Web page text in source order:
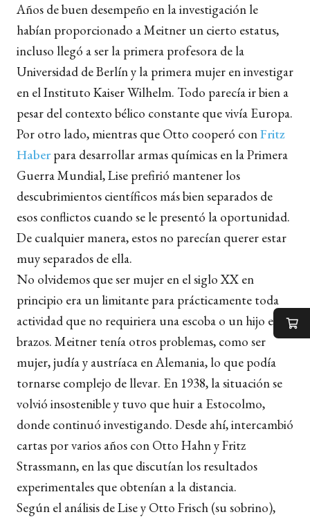
Años de buen desempeño en la investigación le
habían proporcionado a Meitner un cierto estatus,
incluso llegó a ser la primera profesora de la
Universidad de Berlín y la primera mujer en investigar
en el Instituto Kaiser Wilhelm. Todo parecía ir bien a
pesar del contexto bélico constante que vivía Europa.
Por otro lado, mientras que Otto cooperó conFritz
Haber para desarrollar armas químicas en la Primera
Guerra Mundial, Lise prefirió mantener los
descubrimientos científicos más bien separados de
esos conflictos cuando se le presentó la oportunidad.
De cualquier manera, estos no parecían querer estar
muy separados de ella.
No olvidemos que ser mujer en el siglo XX en
principio era un limitante para prácticamente toda
actividad que no requiriera una escoba o un hijo en
brazos. Meitner tenía otros problemas, como ser
mujer, judía y austríaca en Alemania, lo que podía
tornarse complejo de llevar. En 1938, la situación se
volvió insostenible y tuvo que huir a Estocolmo,
donde continuó investigando. Desde ahí, intercambió
cartas por varios años con Otto Hahn y Fritz
Strassmann, en las que discutían los resultados
experimentales que obtenían a la distancia.
Según el análisis de Lise y Otto Frisch (su sobrino),